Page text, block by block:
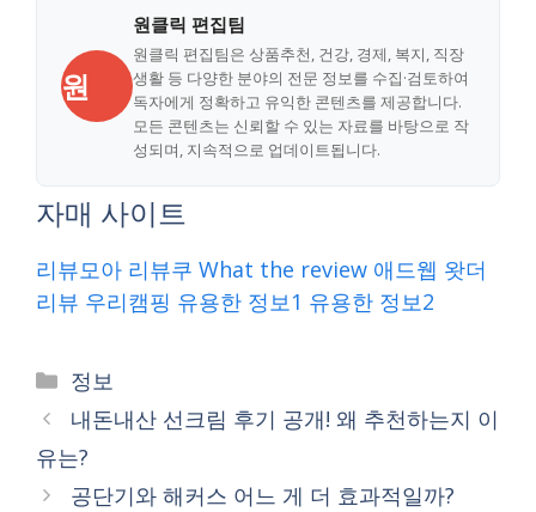
원
원클릭 편집팀
원클릭 편집팀은 상품추천, 건강, 경제, 복지, 직장
생활 등 다양한 분야의 전문 정보를 수집·검토하여
독자에게 정확하고 유익한 콘텐츠를 제공합니다.
모든 콘텐츠는 신뢰할 수 있는 자료를 바탕으로 작
성되며, 지속적으로 업데이트됩니다.
자매 사이트
리뷰모아 리뷰쿠 What the review 애드웹 왓더
리뷰 우리캠핑 유용한 정보1 유용한 정보2
Categories
정보
내돈내산 선크림 후기 공개! 왜 추천하는지 이
유는?
공단기와 해커스 어느 게 더 효과적일까?